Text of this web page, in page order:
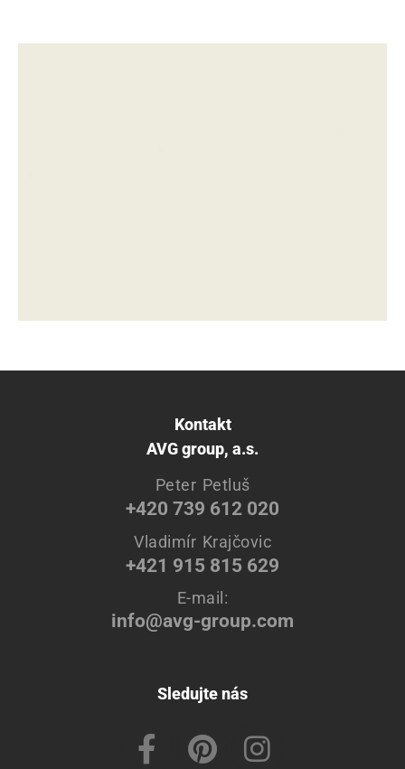
Kontakt
AVG group, a.s.
Peter Petluš
+420 739 612 020
Vladimír Krajčovic
+421 915 815 629
E-mail:
info@avg-group.com
Sledujte nás